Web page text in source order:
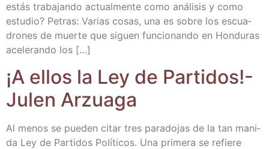
estás tra­ba­jan­do actual­men­te como aná­li­sis y como
estu­dio? Petras: Varias cosas, una es sobre los escua­
dro­nes de muer­te que siguen fun­cio­nan­do en Hon­du­ras
ace­le­ran­do los […]
¡A ellos la Ley de Par­ti­dos!-
Julen Arzuaga
Al menos se pue­den citar tres para­do­jas de la tan mani­
da Ley de Par­ti­dos Polí­ti­cos. Una pri­me­ra se refie­re